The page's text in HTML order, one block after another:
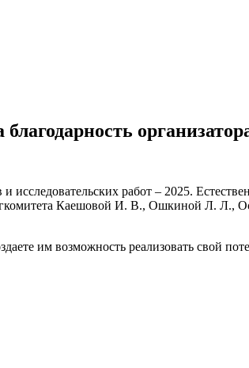
работ – 2025.
Каешовой И. В., Ошкиной Л. Л.,
им возможность реализовать свой